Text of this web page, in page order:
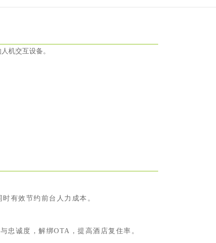
机交互设备。
有效节约前台人力成本。
忠诚度，解绑OTA，提高酒店复住率。